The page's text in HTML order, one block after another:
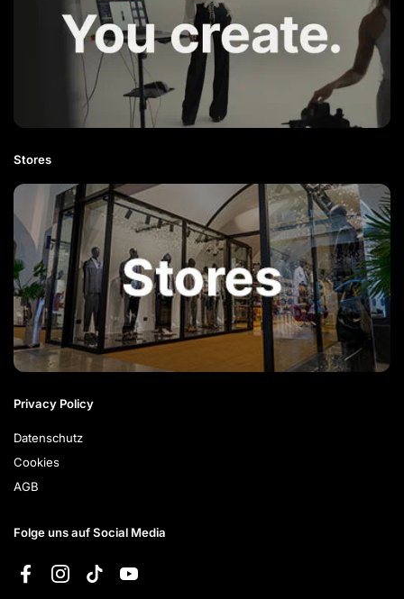
Stores
Privacy Policy
Datenschutz
Cookies
AGB
Folge uns auf Social Media
FacebookInstagramTikTokYouTube